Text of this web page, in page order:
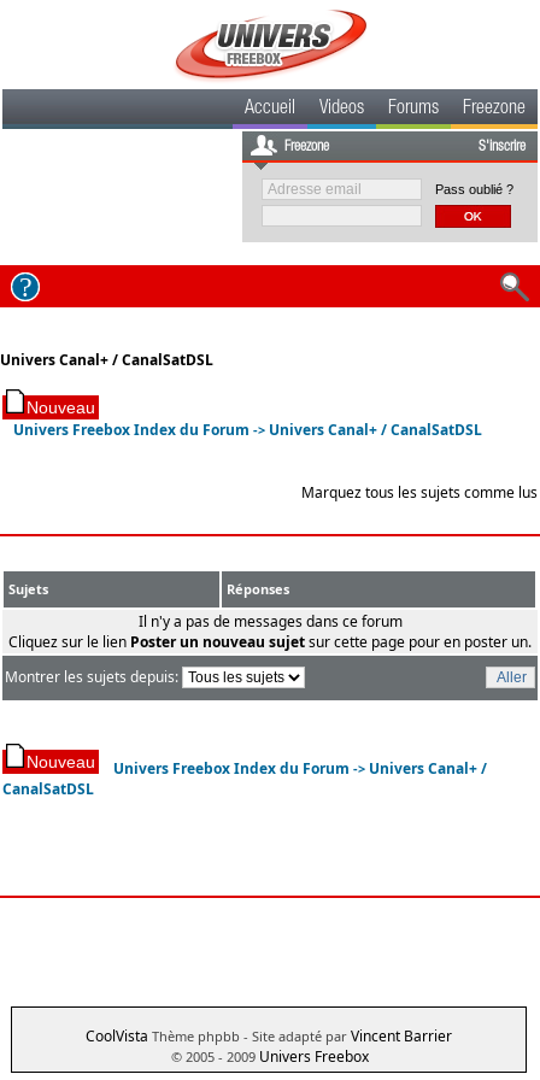
Accueil Videos Forums Freezone
Freezone S'inscrire
Pass oublié ?
Univers Canal+ / CanalSatDSL
Univers Freebox Index du Forum -> Univers Canal+ / CanalSatDSL
Marquez tous les sujets comme lus
Sujets Réponses
Il n'y a pas de messages dans ce forum
Cliquez sur le lien Poster un nouveau sujetsur cette page pour en poster un.
Montrer les sujets depuis:
Univers Freebox Index du Forum -> Univers Canal+ /
CanalSatDSL
CoolVista Thème phpbb - Site adapté par Vincent Barrier
© 2005 - 2009 Univers Freebox